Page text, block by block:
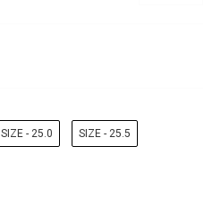
SIZE - 25.0 SIZE - 25.5